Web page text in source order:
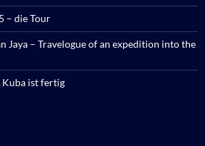
– die Tour
Jaya – Travelogue of an expedition into the
Kuba ist fertig